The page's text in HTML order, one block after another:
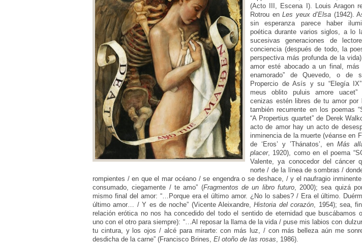
(Acto III, Escena I). Louis Aragon
Rotrou en Les yeux d’Elsa (1942).
sin esperanza parece haber
poética durante varios siglos, a lo
sucesivas generaciones de
conciencia (después de todo, la
perspectiva más profunda de la
amor esté abocado a un final, más
enamorado” de Quevedo, o de
Propercio de Asís y su “Elegía
meus oblito puluis amore
cenizas estén libres de tu amor por
también recurrente en los poemas
“A Propertius quartet” de Derek
acto de amor hay un acto de
inminencia de la muerte (véanse en
de ‘Eros’ y ’Thánatos’, enMás
placer, 1920), como en el poema
Valente, ya conocedor del cáncer
norte / de la línea de sombras /
rompientes / en que el mar océano / se engendra o se deshace, / y el naufragio
consumado, ciegamente / te amo” (Fragmentos de un libro futuro, 2000); sea quizá
mismo final del amor: “…Porque era el último amor. ¿No lo sabes? / Era el último.
último amor… / Y es de noche” (Vicente Aleixandre,Historia del corazón, 1954); sea,
relación erótica no nos ha concedido del todo el sentido de eternidad que buscábamos
uno con el otro para siempre): “…Al reposar la llama de la vida / puse mis labios con
tu cintura, y los ojos / alcé para mirarte: con más luz, / con más belleza aún me
desdicha de la carne” (Francisco Brines, El otoño de las rosas, 1986).